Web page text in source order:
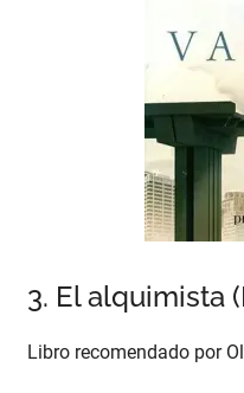
3. El alquimista
Libro recomendado por